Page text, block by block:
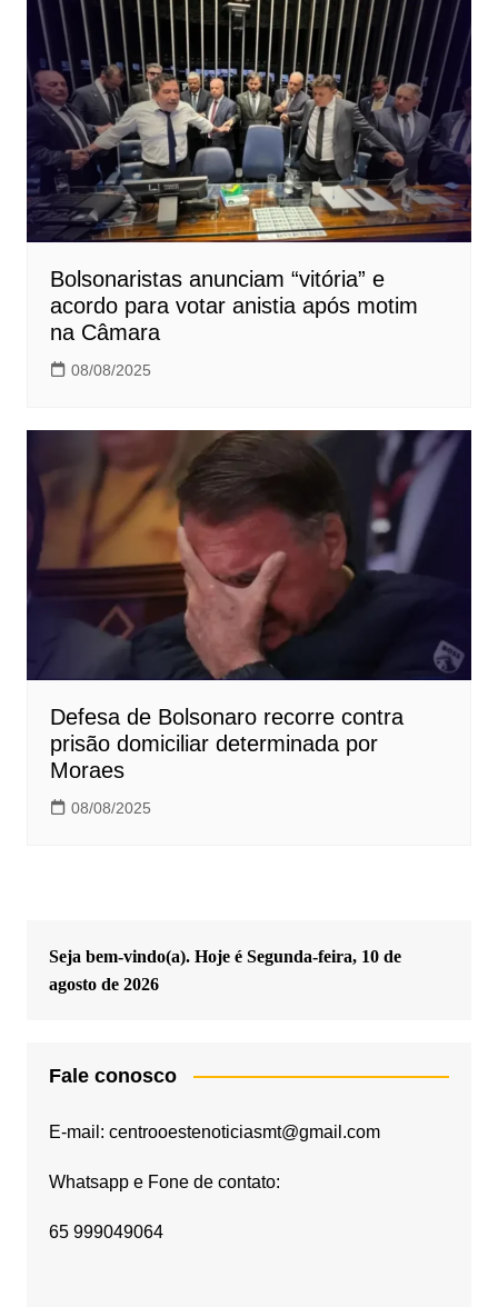
Bolsonaristas anunciam “vitória” e
acordo para votar anistia após motim
na Câmara
08/08/2025
Defesa de Bolsonaro recorre contra
prisão domiciliar determinada por
Moraes
08/08/2025
Seja bem-vindo(a). Hoje é Segunda-feira, 10 de
agosto de 2026
Fale conosco
E-mail: centrooestenoticiasmt@gmail.com
Whatsapp e Fone de contato:
65 999049064